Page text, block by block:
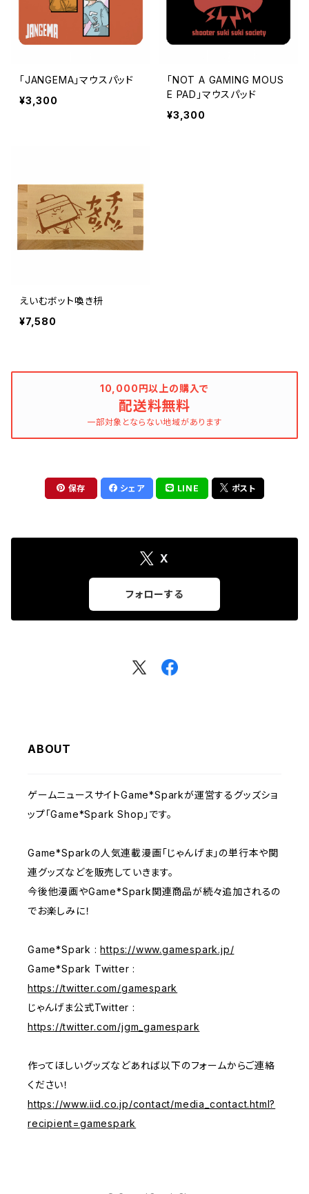
「JANGEMA」マウスパッド
¥3,300
「NOT A GAMING MOUS
E PAD」マウスパッド
¥3,300
えいむボット喚き枡
¥7,580
10,000円以上の購入で
配送料無料
一部対象とならない地域があります
保存 シェア LINE ポスト
X
フォローする
ABOUT
ゲームニュースサイトGame*Sparkが運営するグッズショ
ップ「Game*Spark Shop」です。
Game*Sparkの人気連載漫画「じゃんげま」の単行本や関
連グッズなどを販売していきます。
今後他漫画やGame*Spark関連商品が続々追加されるの
でお楽しみに！
Game*Spark :https://www.gamespark.jp/
Game*Spark Twitter :
https://twitter.com/gamespark
じゃんげま公式Twitter :
https://twitter.com/jgm_gamespark
作ってほしいグッズなどあれば以下のフォームからご連絡
ください！
https://www.iid.co.jp/contact/media_contact.html?
recipient=gamespark